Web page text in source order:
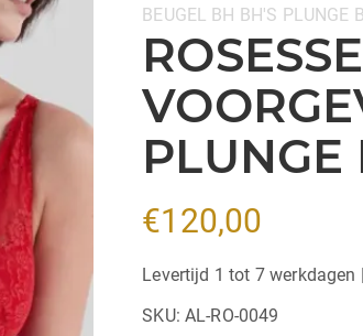
Categorieën:
BEUGEL BH BH'S PLUNGE
PLUNGE
€120,00
Levertijd 1 tot 7 werkdagen
SKU:AL-RO-0049